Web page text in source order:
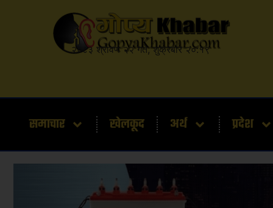
२०८३ श्रावण २२ गते, शुक्रबार २०:१९
समाचार खेलकूद अर्थ प्रदेश